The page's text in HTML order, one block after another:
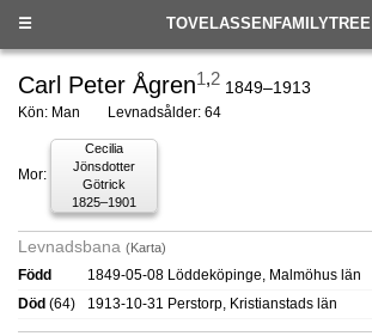
TOVELASSENFAMILYTREE
☰
Carl Peter Ågren1,2 1849–1913
Kön: Man Levnadsålder: 64
Mor:
Cecilia
Jönsdotter
Götrick
1825–1901
Levnadsbana (Karta)
Född
1849-05-08 Löddeköpinge, Malmöhus län
Död (64) 1913-10-31 Perstorp, Kristianstads län